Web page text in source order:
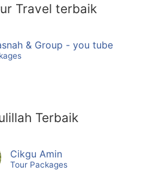
Travel terbaik
& Group - you tube
Terbaik
Cikgu Amin
Tour Packages